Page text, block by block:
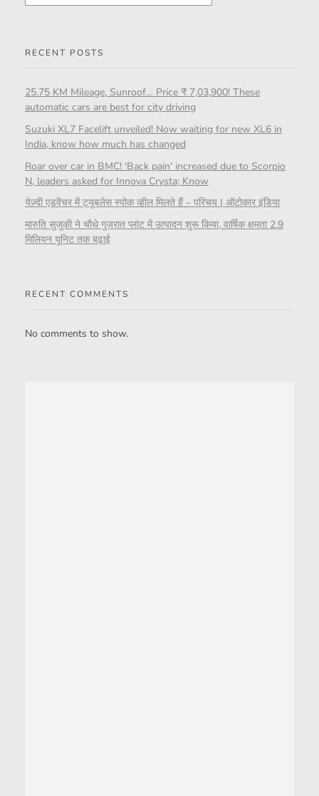
RECENT POSTS
25.75 KM Mileage, Sunroof… Price ₹ 7,03,900! These
automatic cars are best for city driving
Suzuki XL7 Facelift unveiled! Now waiting for new XL6 in
India, know how much has changed
Roar over car in BMC! 'Back pain' increased due to Scorpio
N, leaders asked for Innova Crysta; Know
येज़्दी एडवेंचर में ट्यूबलेस स्पोक व्हील मिलते हैं – परिचय | ऑटोकार इंडिया
मारुति सुजुकी ने चौथे गुजरात प्लांट में उत्पादन शुरू किया, वार्षिक क्षमता 2.9
मिलियन यूनिट तक बढ़ाई
RECENT COMMENTS
No comments to show.